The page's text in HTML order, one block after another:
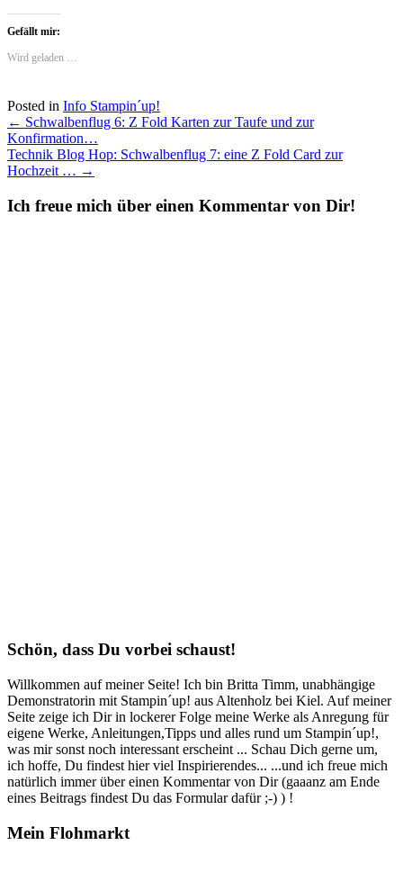
Gefällt mir:
Wird geladen …
Posted in Info Stampin´up!
Post
navigation
← Schwalbenflug 6: Z Fold Karten zur Taufe und zur
Konfirmation…
Technik Blog Hop: Schwalbenflug 7: eine Z Fold Card zur
Hochzeit … →
Ich freue mich über einen Kommentar von Dir!
Schön, dass Du vorbei schaust!
Willkommen auf meiner Seite! Ich bin Britta Timm, unabhängige
Demonstratorin mit Stampin´up! aus Altenholz bei Kiel. Auf meiner
Seite zeige ich Dir in lockerer Folge meine Werke als Anregung für
eigene Werke, Anleitungen,Tipps und alles rund um Stampin´up!,
was mir sonst noch interessant erscheint ... Schau Dich gerne um,
ich hoffe, Du findest hier viel Inspirierendes... ...und ich freue mich
natürlich immer über einen Kommentar von Dir (gaaanz am Ende
eines Beitrags findest Du das Formular dafür ;-) ) !
Mein Flohmarkt